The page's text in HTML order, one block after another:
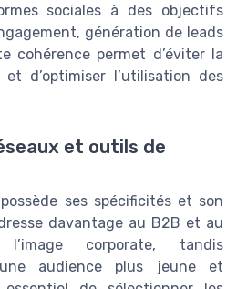
sociales à des objectifs
génération de leads
cohérence permet d’éviter la
d’optimiser l’utilisation des
et outils de
ses spécificités et son
davantage au B2B et au
l’image corporate, tandis
audience plus jeune et